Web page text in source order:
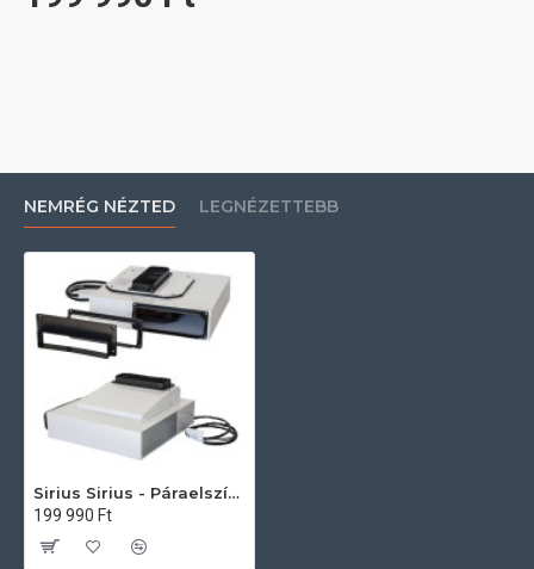
NEMRÉG NÉZTED LEGNÉZETTEBB
Sirius Sirius - Páraelszívó külső motor SEM10 (konyhabútor lábazatába) Külső motor páraelszívóhoz
199 990 Ft